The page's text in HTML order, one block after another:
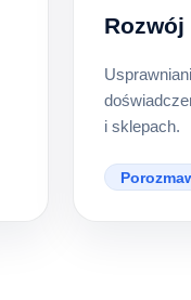
i sklepach.